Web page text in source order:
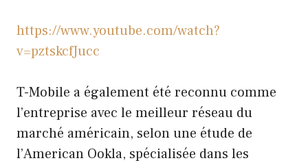
https://www.youtube.com/watch?
v=pztskcfJucc
T-Mobile a également été reconnu comme
l’entreprise avec le meilleur réseau du
marché américain, selon une étude de
l’American Ookla, spécialisée dans les